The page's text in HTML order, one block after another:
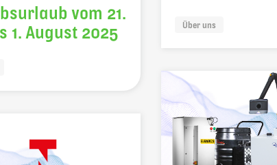
Über uns
vom 21.
1. August 2025